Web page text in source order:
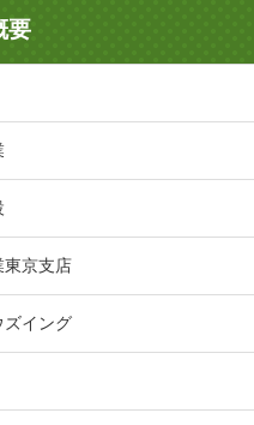
要
東京支店
ズイング